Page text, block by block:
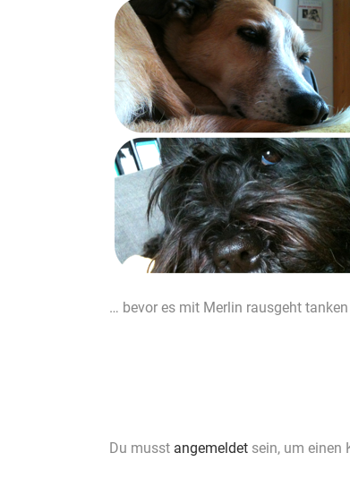
… bevor es mit Merlin rausgeht
Du musst angemeldet sein, um einen